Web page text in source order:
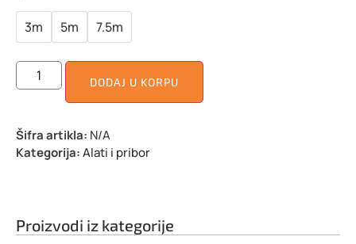
3m 5m 7.5m
DODAJ U KORPU
Šifra artikla: N/A
Kategorija:Alati i pribor
Proizvodi iz kategorije